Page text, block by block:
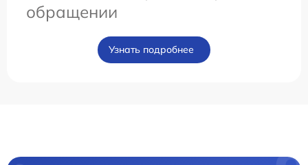
обращении
Узнать подробнее